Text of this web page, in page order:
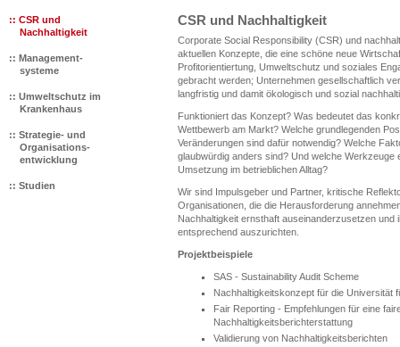
:: CSR und
Nachhaltigkeit
:: Management-
systeme
:: Umweltschutz im
Krankenhaus
:: Strategie- und
Organisations-
entwicklung
:: Studien
CSR und Nachhaltigkeit
Corporate Social Responsibility (CSR) und
aktuellen Konzepte, die eine schöne neue
Profitorientiertung, Umweltschutz und soziales
gebracht werden; Unternehmen gesellschaftlich
langfristig und damit ökologisch und sozial
Funktioniert das Konzept? Was bedeutet das
Wettbewerb am Markt? Welche grundlegenden
Veränderungen sind dafür notwendig? Welche
glaubwürdig anders sind? Und welche Werkzeuge
Umsetzung im betrieblichen Alltag?
Wir sind Impulsgeber und Partner, kritische
Organisationen, die die Herausforderung
Nachhaltigkeit ernsthaft auseinanderzusetzen und
entsprechend auszurichten.
Projektbeispiele
SAS - Sustainability Audit Scheme
Nachhaltigkeitskonzept für die Universität
Fair Reporting - Empfehlungen für eine
Nachhaltigkeitsberichterstattung
Validierung von Nachhaltigkeitsberichten